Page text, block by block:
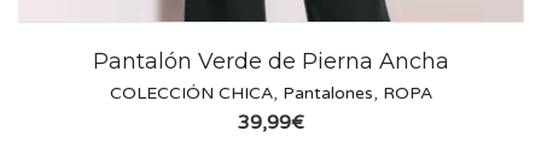
Pantalón Verde de Pierna Ancha
COLECCIÓN CHICA, Pantalones, ROPA
39,99€